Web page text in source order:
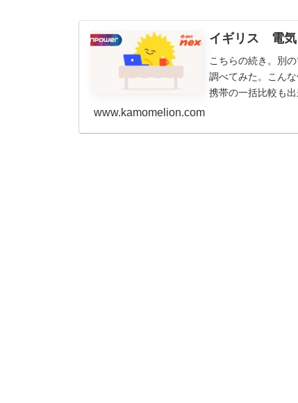
イギリス 電
こちらの続き。別
調べてみた。こん
携帯の一括比較も
www.kamomelion.com